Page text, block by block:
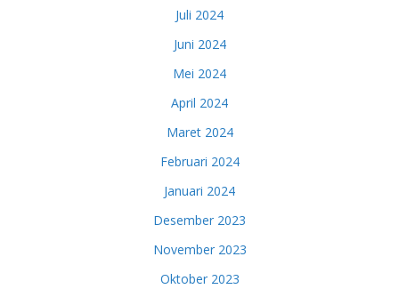
Juli 2024
Juni 2024
Mei 2024
April 2024
Maret 2024
Februari 2024
Januari 2024
Desember 2023
November 2023
Oktober 2023